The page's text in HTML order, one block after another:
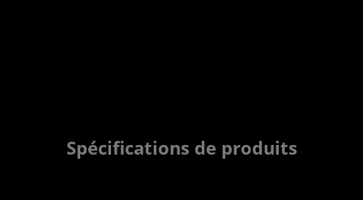
Spécifications de produits